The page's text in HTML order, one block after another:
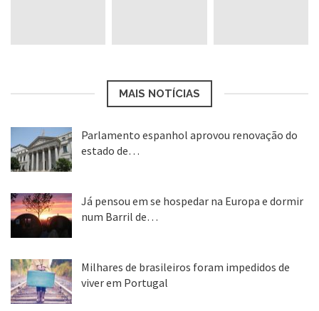
MAIS NOTÍCIAS
Parlamento espanhol aprovou renovação do
estado de…
Já pensou em se hospedar na Europa e dormir
num Barril de…
Milhares de brasileiros foram impedidos de
viver em Portugal